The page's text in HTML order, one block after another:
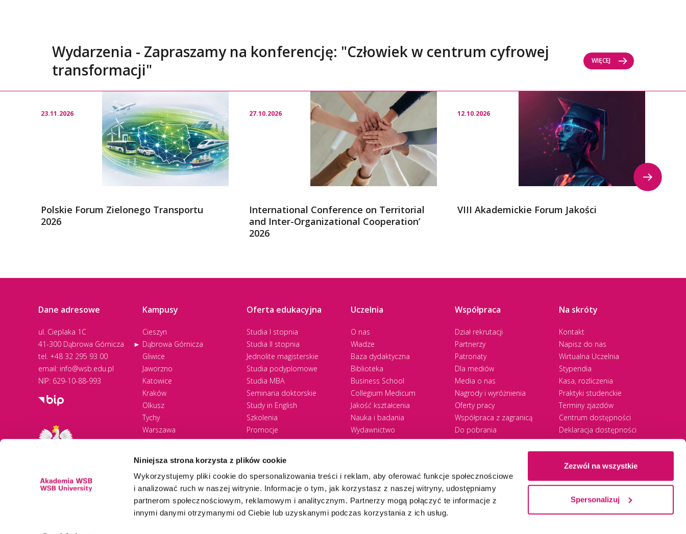
Niniejsza strona korzysta z plików cookie
Wykorzystujemy pliki cookie do spersonalizowania treści i reklam, aby oferować funkcje społecznościowe
i analizować ruch w naszej witrynie. Informacje o tym, jak korzystasz z naszej witryny, udostępniamy
partnerom społecznościowym, reklamowym i analitycznym. Partnerzy mogą połączyć te informacje z
innymi danymi otrzymanymi od Ciebie lub uzyskanymi podczas korzystania z ich usług.
Zezwól na wszystkie
Spersonalizuj
Wydarzenia - Zapraszamy na konferencję: "Człowiek w centrum cyfrowej
transformacji"
WIĘCEJ
23.11.2026
Polskie Forum Zielonego Transportu
2026
27.10.2026
International Conference on Territorial
and Inter-Organizational Cooperation’
2026
12.10.2026
VIII Akademickie Forum Jakości
Dane adresowe
ul. Cieplaka 1C
41-300 Dąbrowa Górnicza
tel. +48 32 295 93 00
email: info@wsb.edu.pl
NIP: 629-10-88-993
Kampusy
Cieszyn
Dąbrowa Górnicza
Gliwice
Jaworzno
Katowice
Kraków
Olkusz
Tychy
Warszawa
Zawiercie
Oferta edukacyjna
Studia I stopnia
Studia II stopnia
Jednolite magisterskie
Studia podyplomowe
Studia MBA
Seminaria doktorskie
Study in English
Szkolenia
Promocje
Zasady rekrutacji
Uczelnia
O nas
Władze
Baza dydaktyczna
Biblioteka
Business School
Collegium Medicum
Jakość kształcenia
Nauka i badania
Wydawnictwo
Zrównoważony rozwój
Współpraca
Dział rekrutacji
Partnerzy
Patronaty
Dla mediów
Media o nas
Nagrody i wyróżnienia
Oferty pracy
Współpraca z zagranicą
Do pobrania
Na skróty
Kontakt
Napisz do nas
Wirtualna Uczelnia
Stypendia
Kasa, rozliczenia
Praktyki studenckie
Terminy zjazdów
Centrum dostępności
Deklaracja dostępności
RODO
Ⓒ 2026 Akademia WSBWSB University